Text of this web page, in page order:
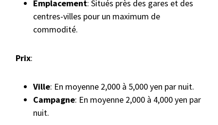
Emplacement: Situés près des gares et des
centres-villes pour un maximum de
commodité.
Prix:
Ville: En moyenne 2,000 à 5,000 yen par nuit.
Campagne: En moyenne 2,000 à 4,000 yen par
nuit.